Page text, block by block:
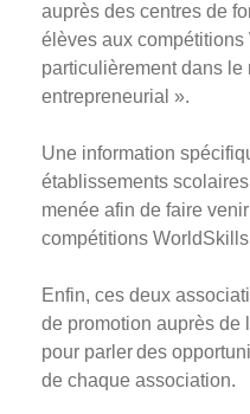
auprès des centres de
élèves aux
particulièrement dans
entrepreneurial ».
Une information
établissements
menée afin de faire
compétitions
Enfin, ces deux
de promotion auprès de
pour parler des
de chaque association.